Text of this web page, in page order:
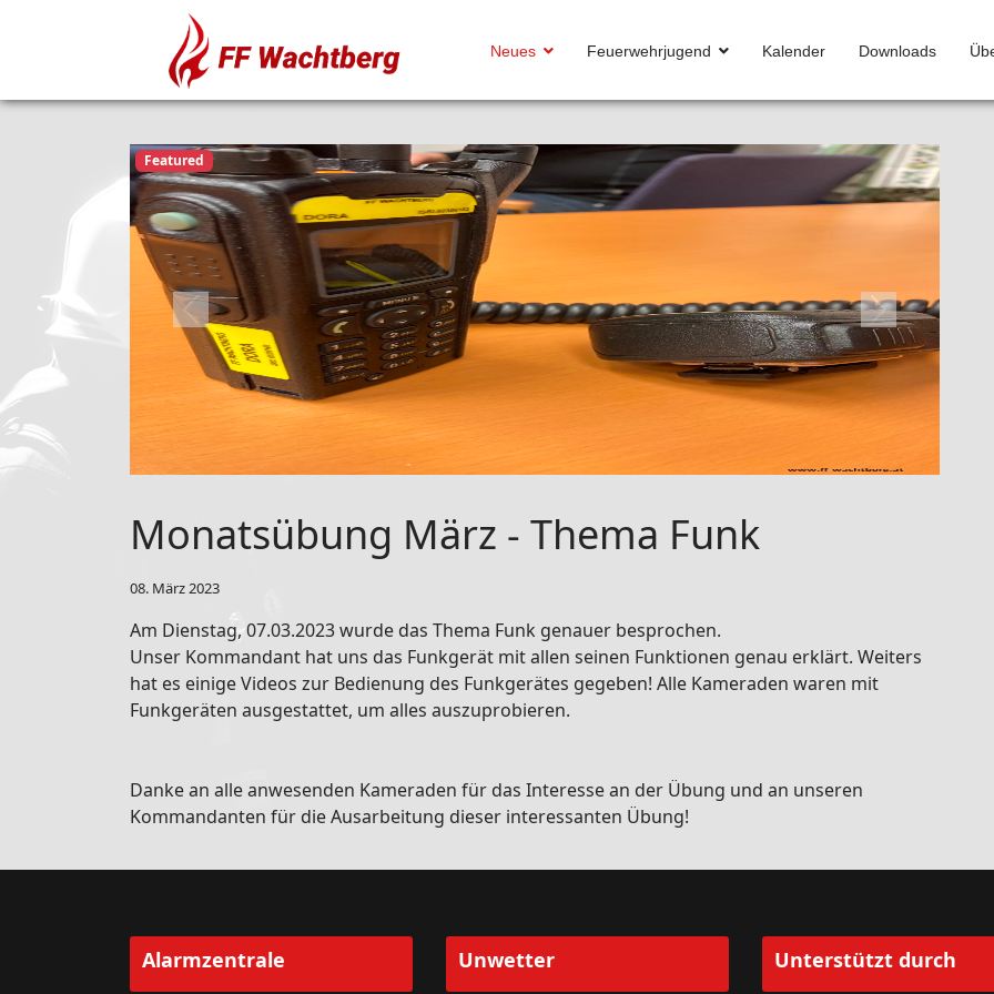
Neues Feuerwehrjugend Kalender Downloads
Previous Next
Featured
Monatsübung März - Thema Funk
08. März 2023
Am Dienstag, 07.03.2023 wurde das Thema Funk genauer besprochen.
Unser Kommandant hat uns das Funkgerät mit allen seinen Funktionen genau erklärt. Weiters
hat es einige Videos zur Bedienung des Funkgerätes gegeben! Alle Kameraden waren mit
Funkgeräten ausgestattet, um alles auszuprobieren.
Danke an alle anwesenden Kameraden für das Interesse an der Übung und an unseren
Kommandanten für die Ausarbeitung dieser interessanten Übung!
Alarmzentrale Unwetter Unterstützt durch